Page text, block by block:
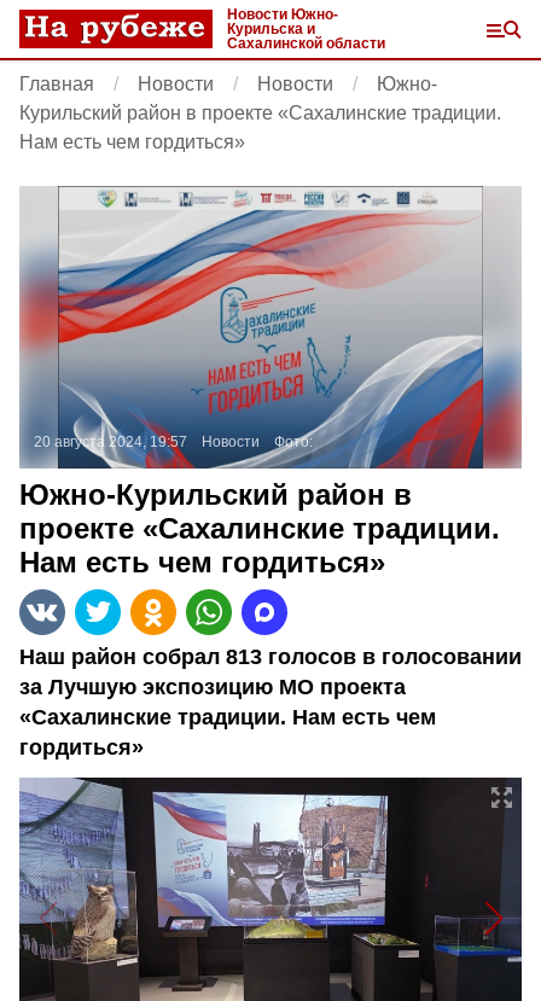
Новости Южно-
Курильска и
Сахалинской области
Главная Новости Новости
Южно-
Курильский район в проекте «Сахалинские традиции.
Нам есть чем гордиться»
20 августа 2024, 19:57 Новости Фото:
Южно-Курильский район в
проекте «Сахалинские традиции.
Нам есть чем гордиться»
Наш район собрал 813 голосов в голосовании
за Лучшую экспозицию МО проекта
«Сахалинские традиции. Нам есть чем
гордиться»